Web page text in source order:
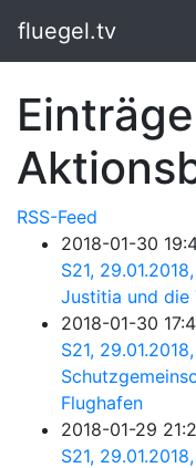
fluegel.tv
RSS-Feed
2018-01-30
S21,
Justitia und die
2018-01-30
S21,
Flughafen
2018-01-29
S21,